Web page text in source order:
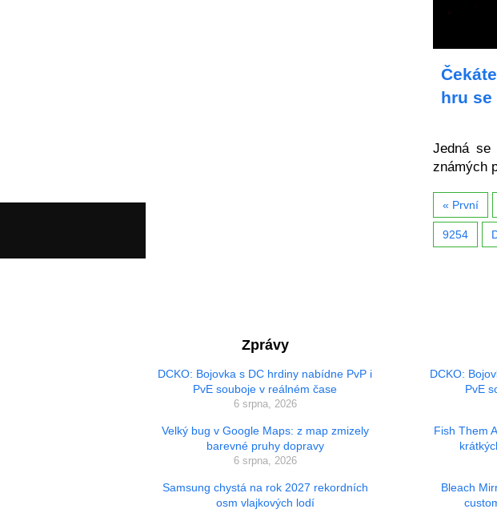
hru
Jedná
známých
« První
9254
Zprávy
DCKO: Bojovka s DC hrdiny nabídne PvP i
PvE souboje v reálném čase
6 srpna, 2026
Velký bug v Google Maps: z map zmizely
barevné pruhy dopravy
6 srpna, 2026
Samsung chystá na rok 2027 rekordních
osm vlajkových lodí
DCKO:
PvE
Fish Them
Bleach